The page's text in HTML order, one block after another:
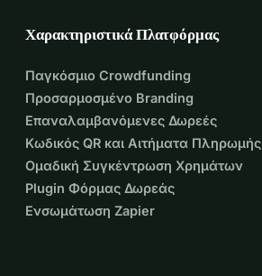
Χαρακτηριστικά Πλατφόρμας
Παγκόσμιο Crowdfunding
Προσαρμοσμένο Branding
Επαναλαμβανόμενες Δωρεές
Κωδικός QR και Αιτήματα Πληρωμής
Ομαδική Συγκέντρωση Χρημάτων
Plugin Φόρμας Δωρεάς
Ενσωμάτωση Zapier